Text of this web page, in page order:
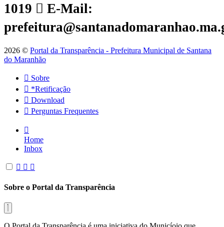
1019
E-Mail:
2026 © Portal da Transparência - Prefeitura Municipal de Santana
do Maranhão
Sobre
*Retificação
Download
Perguntas Frequentes
Home
Inbox
Sobre o Portal da Transparência